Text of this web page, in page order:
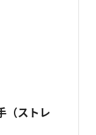
（ストレ